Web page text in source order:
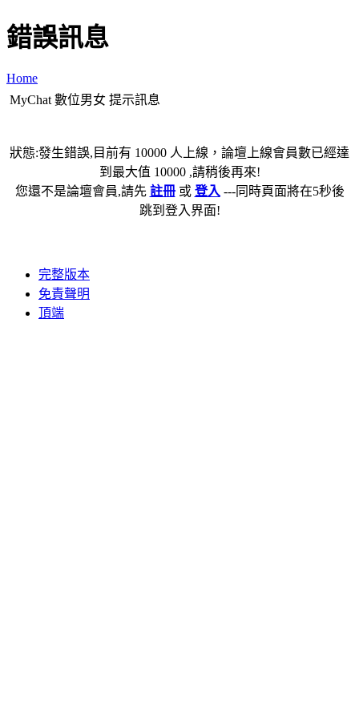
錯誤訊息
Home
MyChat 數位男女 提示訊息
狀態:發生錯誤,目前有 10000 人上線，論壇上線會員數已經達
到最大值 10000 ,請稍後再來!
您還不是論壇會員,請先 註冊或 登入 ---同時頁面將在5秒後
跳到登入界面!
完整版本
免責聲明
頂端